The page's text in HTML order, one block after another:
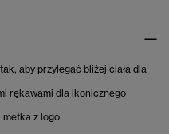
aby przylegać bliżej ciała dla
rękawami dla ikonicznego
z logo